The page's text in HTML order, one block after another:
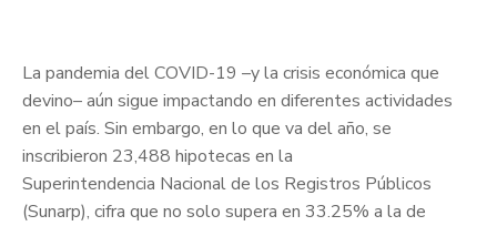
La pandemia del COVID-19 –y la crisis económica que
devino– aún sigue impactando en diferentes actividades
en el país. Sin embargo, en lo que va del año, se
inscribieron 23,488 hipotecas en la
Superintendencia Nacional de los Registros Públicos
(Sunarp), cifra que no solo supera en 33.25% a la de